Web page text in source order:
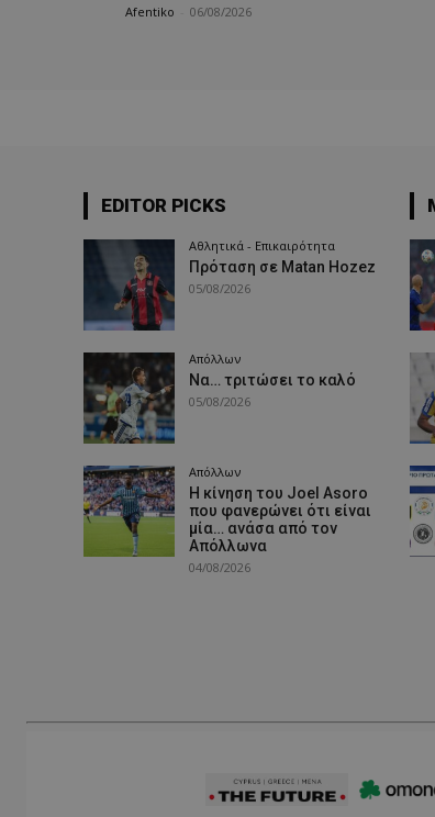
Afentiko 06/08/2026
EDITOR PICKS
Αθλητικά - Επικαιρότητα
Πρόταση σε Matan Hozez
05/08/2026
Απόλλων
Να… τριτώσει το καλό
05/08/2026
Απόλλων
Η κίνηση του Joel Asoro
που φανερώνει ότι είναι
μία… ανάσα από τον
Απόλλωνα
04/08/2026